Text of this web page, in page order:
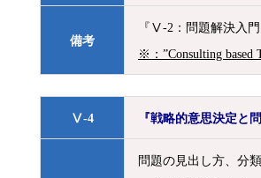
備考
『Ⅴ-2：問題解決入
※：”Consulting based
Ⅴ-4 『戦略的意思決定と
問題の見出し方、分